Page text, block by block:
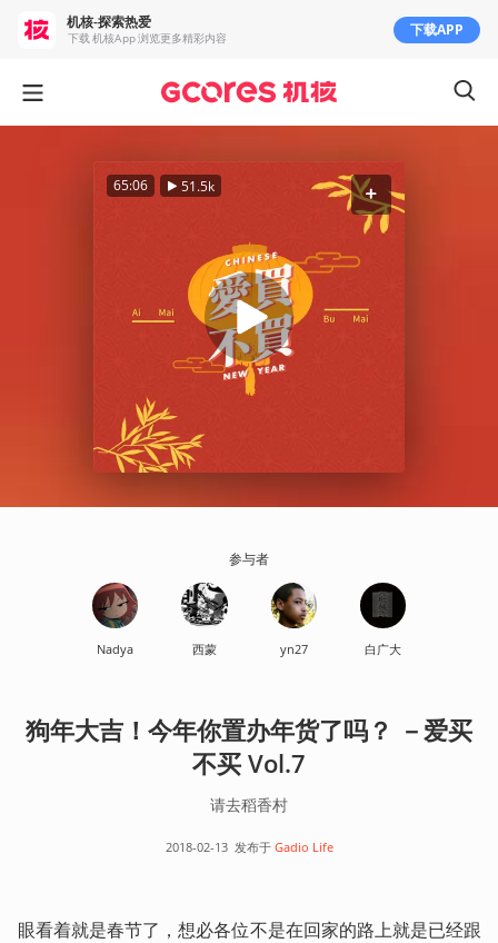
65:06 51.5k
参与者
Nadya 西蒙 yn27 白广大
狗年大吉！今年你置办年货了吗？ －爱买
不买 Vol.7
请去稻香村
2018-02-13 发布于 Gadio Life
眼看着就是春节了，想必各位不是在回家的路上就是已经跟
机核-探索热爱
下载 机核App 浏览更多精彩内容 下载APP